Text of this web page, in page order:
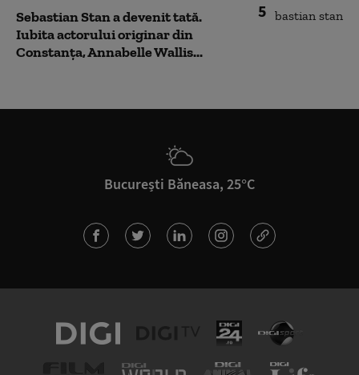
5
Sebastian Stan a devenit tată.
Iubita actorului originar din
Constanța, Annabelle Wallis...
București Băneasa, 25°C